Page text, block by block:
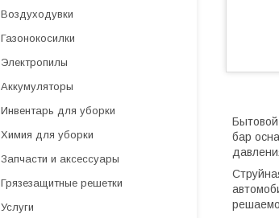
бар
Воздуходувки
Газонокосилки
Электропилы
Аккумуляторы
Инвентарь для уборки
Химия для уборки
Запчасти и аксессуары
Грязезащитные решетки
Услуги